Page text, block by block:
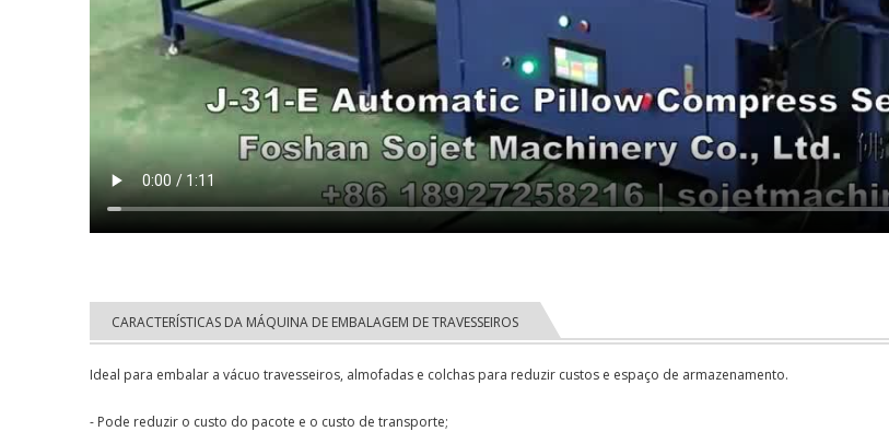
CARACTERÍSTICAS DA MÁQUINA DE EMBALAGEM DE TRAVESSEIROS
Ideal para embalar a vácuo travesseiros, almofadas e colchas para reduzir custos e espaço de armazenamento.
- Pode reduzir o custo do pacote e o custo de transporte;